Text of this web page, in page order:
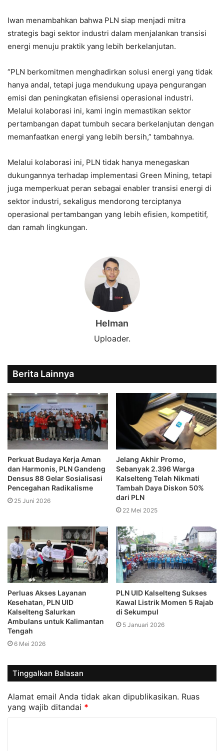
Iwan menambahkan bahwa PLN siap menjadi mitra
strategis bagi sektor industri dalam menjalankan transisi
energi menuju praktik yang lebih berkelanjutan.
“PLN berkomitmen menghadirkan solusi energi yang tidak
hanya andal, tetapi juga mendukung upaya pengurangan
emisi dan peningkatan efisiensi operasional industri.
Melalui kolaborasi ini, kami ingin memastikan sektor
pertambangan dapat tumbuh secara berkelanjutan dengan
memanfaatkan energi yang lebih bersih,” tambahnya.
Melalui kolaborasi ini, PLN tidak hanya menegaskan
dukungannya terhadap implementasi Green Mining, tetapi
juga memperkuat peran sebagai enabler transisi energi di
sektor industri, sekaligus mendorong terciptanya
operasional pertambangan yang lebih efisien, kompetitif,
dan ramah lingkungan.
Helman
Uploader.
Berita Lainnya
Perkuat Budaya Kerja Aman
dan Harmonis, PLN Gandeng
Densus 88 Gelar Sosialisasi
Pencegahan Radikalisme
25 Juni 2026
Jelang Akhir Promo,
Sebanyak 2.396 Warga
Kalselteng Telah Nikmati
Tambah Daya Diskon 50%
dari PLN
22 Mei 2025
Perluas Akses Layanan
Kesehatan, PLN UID
Kalselteng Salurkan
Ambulans untuk Kalimantan
Tengah
6 Mei 2026
PLN UID Kalselteng Sukses
Kawal Listrik Momen 5 Rajab
di Sekumpul
5 Januari 2026
Tinggalkan Balasan
Alamat email Anda tidak akan dipublikasikan. Ruas
yang wajib ditandai *